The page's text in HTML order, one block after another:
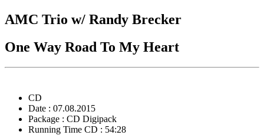
AMC Trio w/ Randy Brecker
One Way Road To My Heart
CD
Date : 07.08.2015
Package : CD Digipack
Running Time CD : 54:28